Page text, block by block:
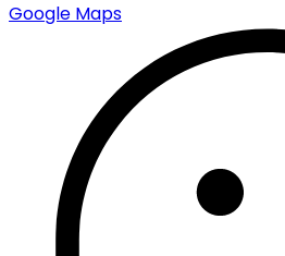
Google Maps